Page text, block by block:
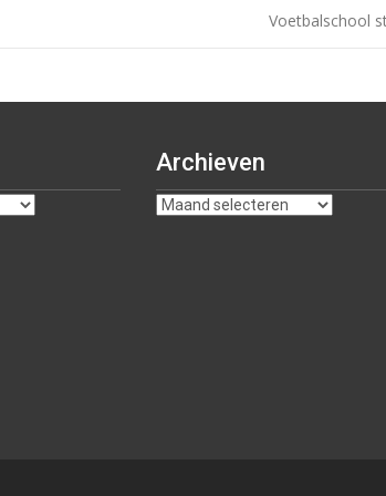
Voetbalschool
Archieven